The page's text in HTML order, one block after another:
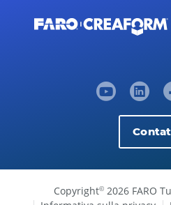
Copyright©2026 FARO